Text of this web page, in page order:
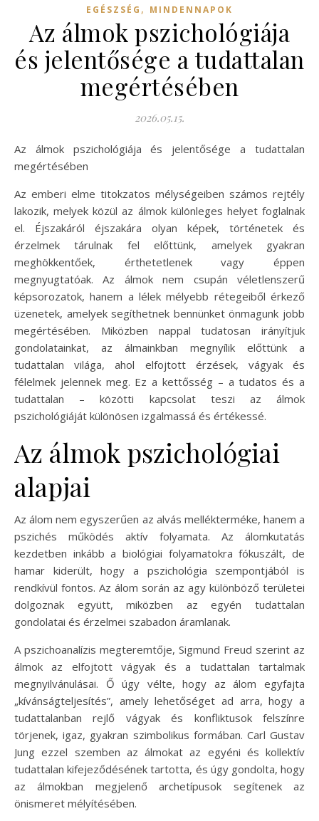
EGÉSZSÉG , MINDENNAPOK
Az álmok pszichológiája
és jelentősége a tudattalan
megértésében
2026.05.15.
Az álmok pszichológiája és jelentősége a tudattalan
megértésében
Az emberi elme titokzatos mélységeiben számos rejtély
lakozik, melyek közül az álmok különleges helyet foglalnak
el. Éjszakáról éjszakára olyan képek, történetek és
érzelmek tárulnak fel előttünk, amelyek gyakran
meghökkentőek, érthetetlenek vagy éppen
megnyugtatóak. Az álmok nem csupán véletlenszerű
képsorozatok, hanem a lélek mélyebb rétegeiből érkező
üzenetek, amelyek segíthetnek bennünket önmagunk jobb
megértésében. Miközben nappal tudatosan irányítjuk
gondolatainkat, az álmainkban megnyílik előttünk a
tudattalan világa, ahol elfojtott érzések, vágyak és
félelmek jelennek meg. Ez a kettősség – a tudatos és a
tudattalan – közötti kapcsolat teszi az álmok
pszichológiáját különösen izgalmassá és értékessé.
Az álmok pszichológiai
alapjai
Az álom nem egyszerűen az alvás mellékterméke, hanem a
pszichés működés aktív folyamata. Az álomkutatás
kezdetben inkább a biológiai folyamatokra fókuszált, de
hamar kiderült, hogy a pszichológia szempontjából is
rendkívül fontos. Az álom során az agy különböző területei
dolgoznak együtt, miközben az egyén tudattalan
gondolatai és érzelmei szabadon áramlanak.
A pszichoanalízis megteremtője, Sigmund Freud szerint az
álmok az elfojtott vágyak és a tudattalan tartalmak
megnyilvánulásai. Ő úgy vélte, hogy az álom egyfajta
„kívánságteljesítés”, amely lehetőséget ad arra, hogy a
tudattalanban rejlő vágyak és konfliktusok felszínre
törjenek, igaz, gyakran szimbolikus formában. Carl Gustav
Jung ezzel szemben az álmokat az egyéni és kollektív
tudattalan kifejeződésének tartotta, és úgy gondolta, hogy
az álmokban megjelenő archetípusok segítenek az
önismeret mélyítésében.